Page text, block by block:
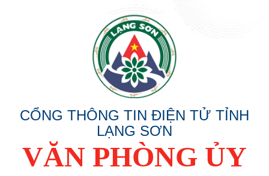
CỔNG THÔNG TIN ĐIỆN TỬ TỈNH
LẠNG SƠN
VĂN PHÒNG ỦY